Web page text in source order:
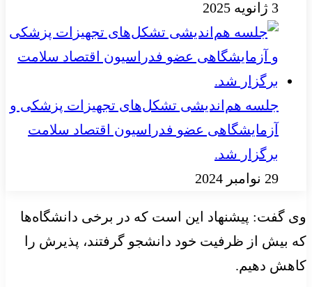
3 ژانویه 2025
جلسه هم‌اندیشی تشکل‌های تجهیزات پزشکی و
آزمایشگاهی عضو فدراسیون اقتصاد سلامت
برگزار شد.
29 نوامبر 2024
وی گفت: پیشنهاد این است که در برخی دانشگاه‌ها
که بیش از ظرفیت خود دانشجو گرفتند، پذیرش را
کاهش دهیم.